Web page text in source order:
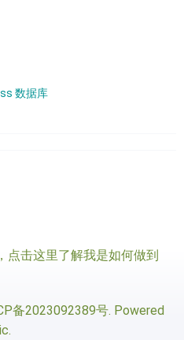
数据库
点击这里了解我是如何做到
备2023092389号. Powered
.